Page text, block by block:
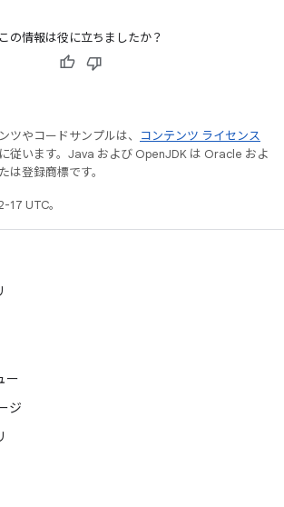
この情報は役に立ちましたか？
ツやコードサンプルは、
コンテンツ ライセンス
従います。Java および OpenJDK は Oracle およ
は登録商標です。
UTC。
ー
ジ